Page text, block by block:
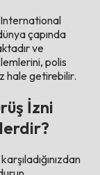
International
çapında
ve
polis
hale getirebilir.
İzni